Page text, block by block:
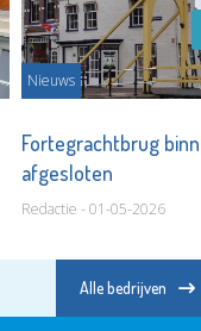
Nieuws
Fortegrachtbrug
afgesloten
Redactie - 01-05-2026
Alle bedrijven